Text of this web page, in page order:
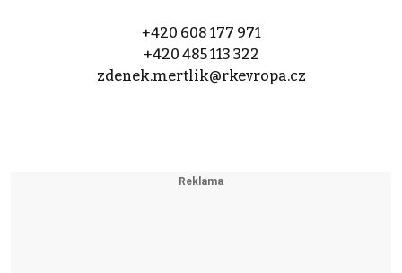
+420 608 177 971
+420 485 113 322
zdenek.mertlik@rkevropa.cz